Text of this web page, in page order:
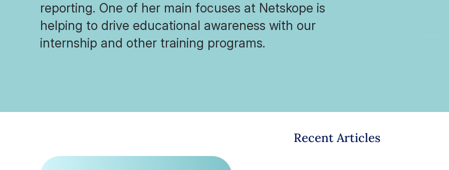
reporting. One of her main focuses at Netskope is
helping to drive educational awareness with our
internship and other training programs.
Recent Articles